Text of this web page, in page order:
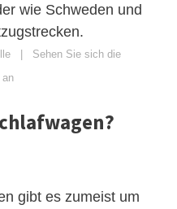
wie Schweden und
| Sehen Sie sich die
an
gibt es zumeist um